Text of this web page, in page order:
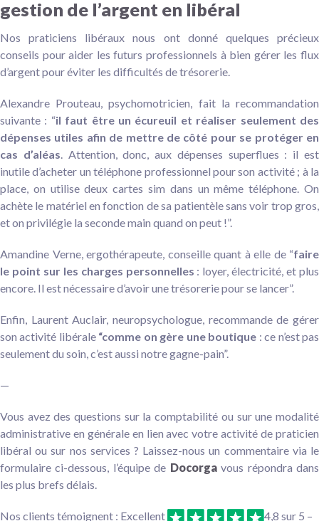
gestion de l’argent en libéral
Nos praticiens libéraux nous ont donné quelques précieux
conseils pour aider les futurs professionnels à bien gérer les flux
d’argent pour éviter les difficultés de trésorerie.
Alexandre Prouteau, psychomotricien, fait la recommandation
suivante : “il faut être un écureuil et réaliser seulement des
dépenses utiles afin de mettre de côté pour se protéger en
cas d’aléas. Attention, donc, aux dépenses superflues : il est
inutile d’acheter un téléphone professionnel pour son activité ; à la
place, on utilise deux cartes sim dans un même téléphone. On
achète le matériel en fonction de sa patientèle sans voir trop gros,
et on privilégie la seconde main quand on peut !”.
Amandine Verne, ergothérapeute, conseille quant à elle de “faire
le point sur les charges personnelles : loyer, électricité, et plus
encore. Il est nécessaire d’avoir une trésorerie pour se lancer”.
Enfin, Laurent Auclair, neuropsychologue, recommande de gérer
son activité libérale “comme on gère une boutique : ce n’est pas
seulement du soin, c’est aussi notre gagne-pain”.
—
Vous avez des questions sur la comptabilité ou sur une modalité
administrative en générale en lien avec votre activité de praticien
libéral ou sur nos services ? Laissez-nous un commentaire via le
formulaire ci-dessous, l’équipe de Docorgavous répondra dans
les plus brefs délais.
Nos clients témoignent : Excellent 4,8 sur 5 –